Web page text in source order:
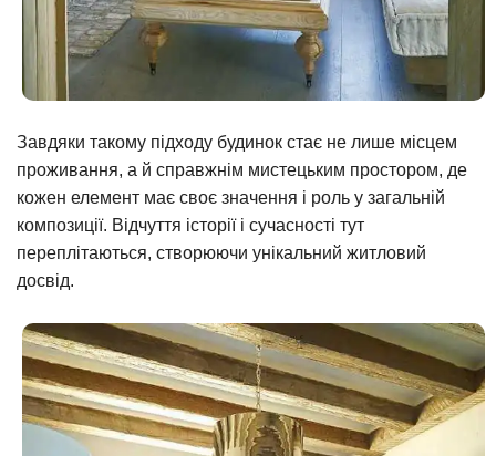
Завдяки такому підходу будинок стає не лише місцем
проживання, а й справжнім мистецьким простором, де
кожен елемент має своє значення і роль у загальній
композиції. Відчуття історії і сучасності тут
переплітаються, створюючи унікальний житловий
досвід.